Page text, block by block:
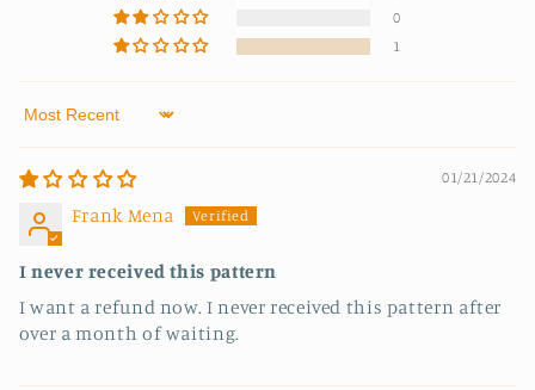
0
1
Sort by
01/21/2024
Frank Mena
I never received this pattern
I want a refund now. I never received this pattern after
over a month of waiting.